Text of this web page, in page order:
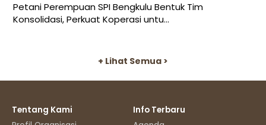
Petani Perempuan SPI Bengkulu Bentuk Tim
Konsolidasi, Perkuat Koperasi untu...
+ Lihat Semua >
Tentang Kami
Info Terbaru